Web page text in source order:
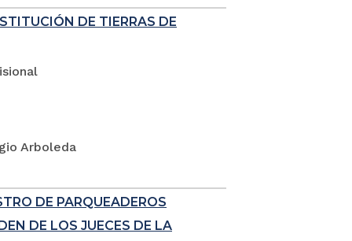
DE TIERRAS DE
Arboleda
DE PARQUEADEROS
DE LOS JUECES DE LA